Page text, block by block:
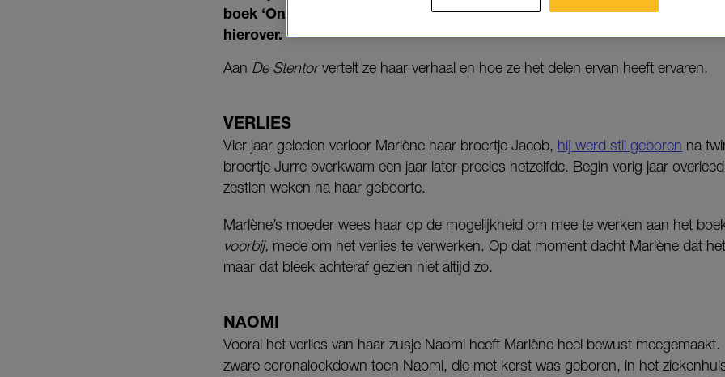
boek ‘Onze band is nooit voorbij’, een initiatief van Stichting Nooit
hierover.
Aan De Stentorvertelt ze haar verhaal en hoe ze het delen ervan heeft ervaren.
VERLIES
Vier jaar geleden verloor Marlène haar broertje Jacob, hij werd stil geboren na
broertje Jurre overkwam een jaar later precies hetzelfde. Begin vorig jaar
zestien weken na haar geboorte.
Marlène’s moeder wees haar op de mogelijkheid om mee te werken aan het
voorbij, mede om het verlies te verwerken. Op dat moment dacht Marlène dat
maar dat bleek achteraf gezien niet altijd zo.
NAOMI
Vooral het verlies van haar zusje Naomi heeft Marlène heel bewust
zware coronalockdown toen Naomi, die met kerst was geboren, in het